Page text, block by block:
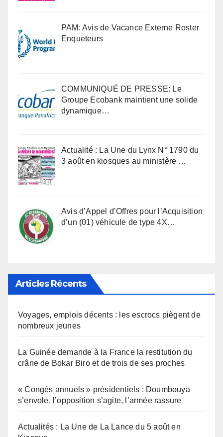
PAM: Avis de Vacance Externe Roster
Enqueteurs
COMMUNIQUÉ DE PRESSE: Le
Groupe Ecobank maintient une solide
dynamique…
Actualité : La Une du Lynx N° 1790 du
3 août en kiosques au ministère …
Avis d’Appel d’Offres pour l’Acquisition
d’un (01) véhicule de type 4X…
Articles Récents
Voyages, emplois décents : les escrocs piègent de
nombreux jeunes
La Guinée demande à la France la restitution du
crâne de Bokar Biro et de trois de ses proches
« Congés annuels » présidentiels : Doumbouya
s’envole, l’opposition s’agite, l’armée rassure
Actualités : La Une de La Lance du 5 août en